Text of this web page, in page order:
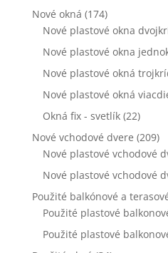
Nové okná (174)
Nové plastové okna
Nové plastové okna
Nové plastové okná
Nové plastové okná
Okná fix - svetlík (22)
Nové vchodové dvere (209)
Nové plastové vchodové
Nové plastové vchodové
Použité balkónové a
Použité plastové
Použité plastové